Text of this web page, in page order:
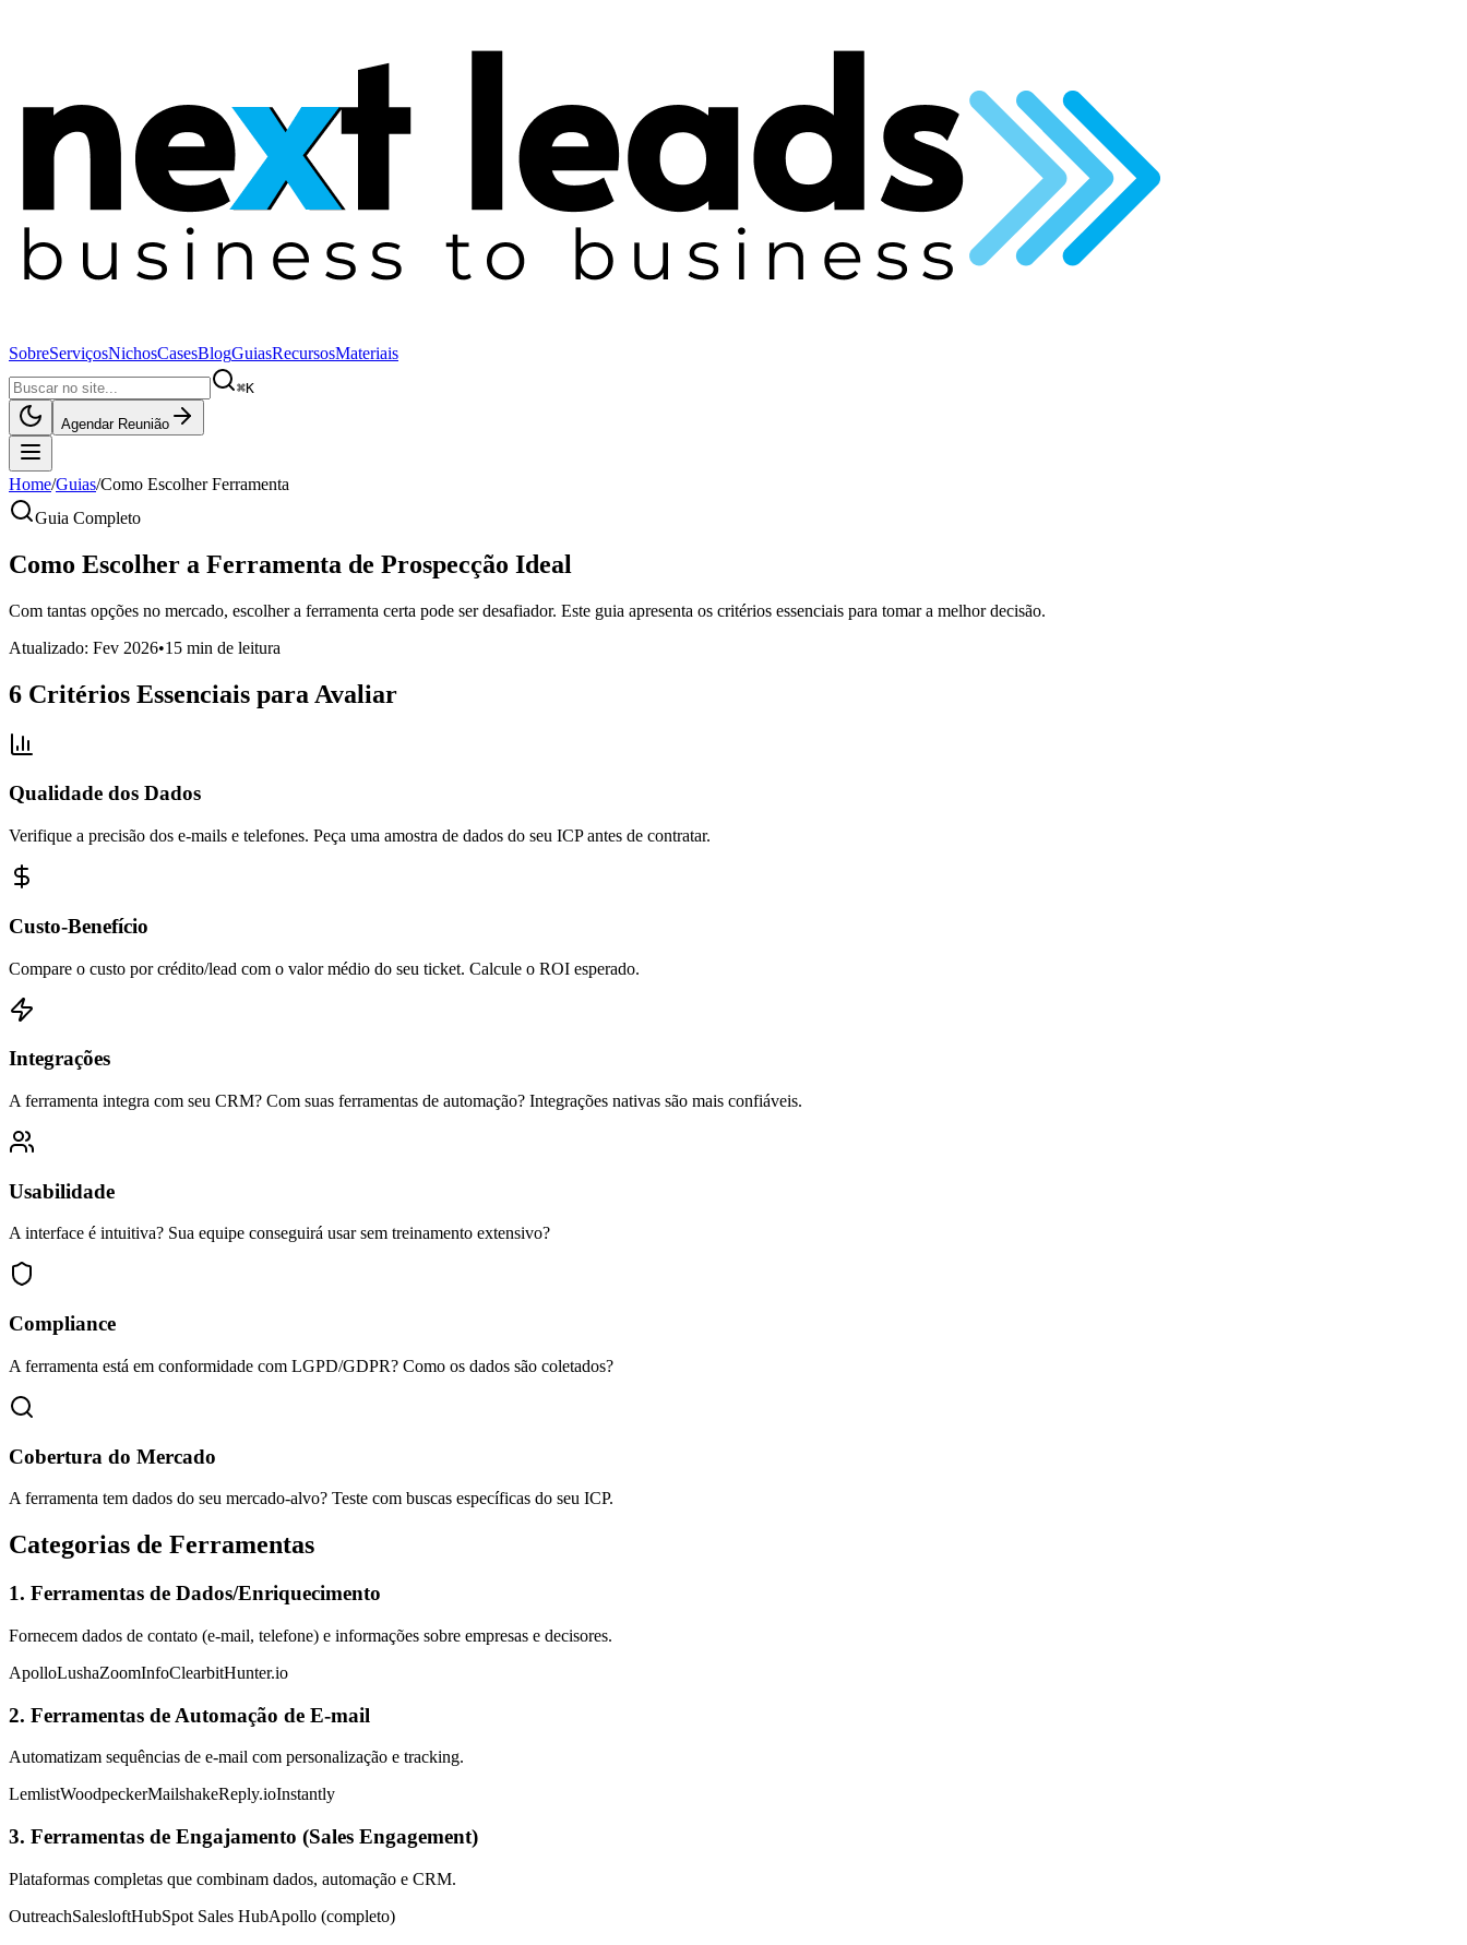
SobreServiçosNichosCasesBlogGuiasRecursosMateriais
⌘K
Agendar Reunião
Home/Guias/Como Escolher Ferramenta
Guia Completo
Como Escolher a Ferramenta de Prospecção Ideal
Com tantas opções no mercado, escolher a ferramenta certa pode ser desafiador. Este guia apresenta os critérios essenciais para tomar a melhor decisão.
Atualizado: Fev 2026•15 min de leitura
6 Critérios Essenciais para Avaliar
Qualidade dos Dados
Verifique a precisão dos e-mails e telefones. Peça uma amostra de dados do seu ICP antes de contratar.
Custo-Benefício
Compare o custo por crédito/lead com o valor médio do seu ticket. Calcule o ROI esperado.
Integrações
A ferramenta integra com seu CRM? Com suas ferramentas de automação? Integrações nativas são mais confiáveis.
Usabilidade
A interface é intuitiva? Sua equipe conseguirá usar sem treinamento extensivo?
Compliance
A ferramenta está em conformidade com LGPD/GDPR? Como os dados são coletados?
Cobertura do Mercado
A ferramenta tem dados do seu mercado-alvo? Teste com buscas específicas do seu ICP.
Categorias de Ferramentas
1. Ferramentas de Dados/Enriquecimento
Fornecem dados de contato (e-mail, telefone) e informações sobre empresas e decisores.
ApolloLushaZoomInfoClearbitHunter.io
2. Ferramentas de Automação de E-mail
Automatizam sequências de e-mail com personalização e tracking.
LemlistWoodpeckerMailshakeReply.ioInstantly
3. Ferramentas de Engajamento (Sales Engagement)
Plataformas completas que combinam dados, automação e CRM.
OutreachSalesloftHubSpot Sales HubApollo (completo)